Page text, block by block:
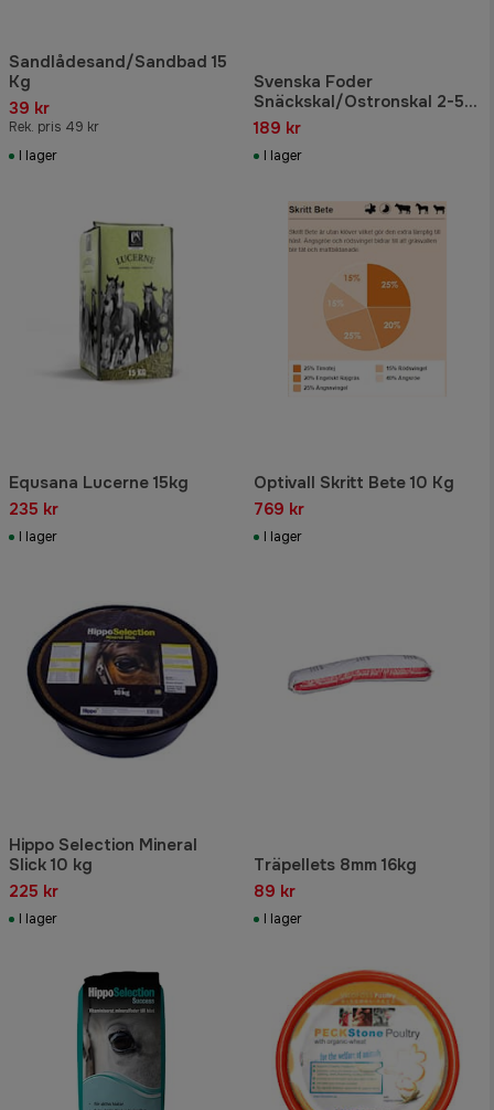
Sandlådesand/Sandbad 15
Kg
39 kr
Rek. pris 49 kr
I lager
Svenska Foder
Snäckskal/Ostronskal 2-5
mm 25 kg
189 kr
I lager
Equsana Lucerne 15kg
235 kr
I lager
Optivall Skritt Bete 10 Kg
769 kr
I lager
Hippo Selection Mineral
Slick 10 kg
225 kr
I lager
Träpellets 8mm 16kg
89 kr
I lager